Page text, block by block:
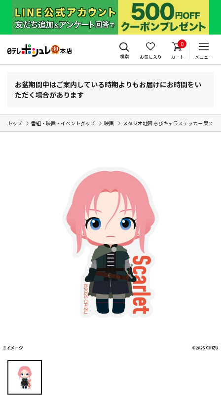
検索 お気に入り
0
カート メニュー
お盆期間中はご案内している時期よりもお届けにお時間をい
ただく場合があります
トップ 番組・映画・イベントグッズ 映画 スタジオ地図 ちびキャラステッカー 果て